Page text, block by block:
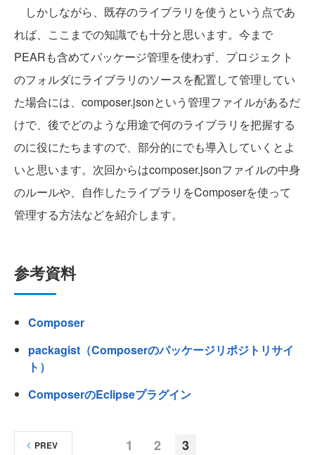
しかしながら、既存のライブラリを使うという点であ
れば、ここまでの知識でも十分と思います。今まで
PEARも含めてパッケージ管理を使わず、プロジェクト
のフォルダにライブラリのソースを配置して管理してい
た場合には、composer.jsonという管理ファイルがあるだ
けで、後でどのような用途で何のライブラリを把握する
のに役にたちますので、部分的にでも導入していくとよ
いと思います。次回からはcomposer.jsonファイルの中身
のルールや、自作したライブラリをComposerを使って
管理する方法などを紹介します。
参考資料
Composer
packagist（Composerのパッケージリポジトリサイ
ト）
ComposerのEclipseプラグイン
1 2 3
PREV